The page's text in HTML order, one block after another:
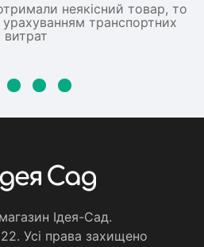
неякісний товар, то
транспортних
витрат
Iдея-Сад.
Усi права захищено